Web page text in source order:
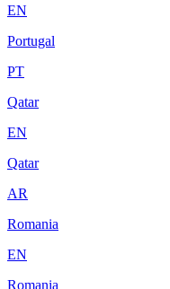
EN
Portugal
PT
Qatar
EN
Qatar
AR
Romania
EN
Romania